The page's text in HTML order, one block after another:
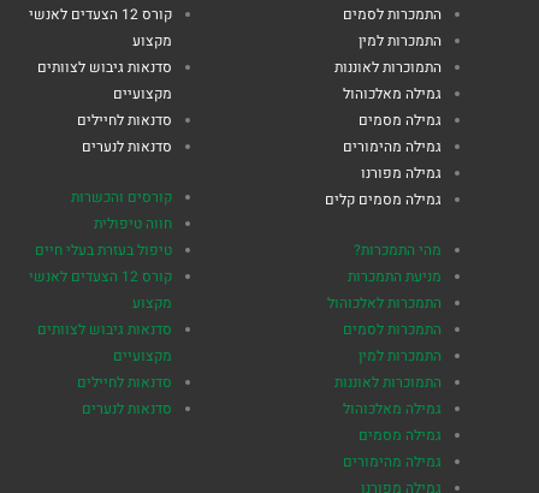
התמכרות לסמים
התמכרות למין
התמוכרות לאוננות
גמילה מאלכוהול
גמילה מסמים
גמילה מהימורים
גמילה מפורנו
גמילה מסמים קלים
מהי התמכרות?
מניעת התמכרות
התמכרות לאלכוהול
התמכרות לסמים
התמכרות למין
התמוכרות לאוננות
גמילה מאלכוהול
גמילה מסמים
גמילה מהימורים
קורס 12 הצעדים לאנשי
מקצוע
סדנאות גיבוש לצוותים
מקצועיים
סדנאות לחיילים
סדנאות לנערים
קורסים והכשרות
חווה טיפולית
טיפול בעזרת בעלי חיים
קורס 12 הצעדים לאנשי
מקצוע
סדנאות גיבוש לצוותים
מקצועיים
סדנאות לחיילים
סדנאות לנערים